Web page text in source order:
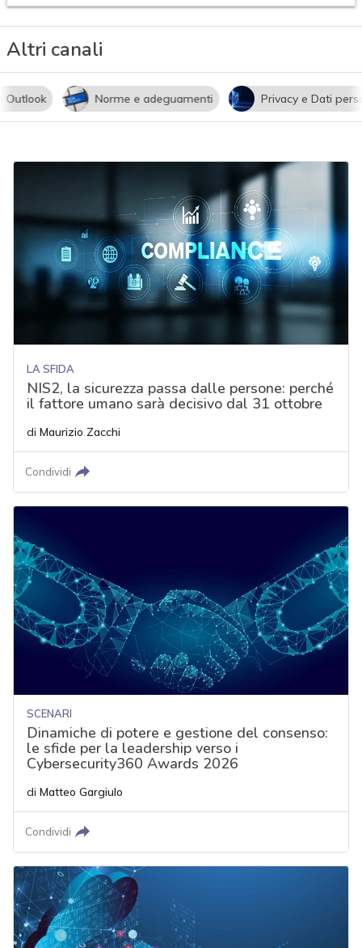
Altri canali
Norme e adeguamenti Privacy e Dati
LA SFIDA
NIS2, la sicurezza passa dalle persone: perché
il fattore umano sarà decisivo dal 31 ottobre
di Maurizio Zacchi
Condividi
SCENARI
Dinamiche di potere e gestione del consenso:
le sfide per la leadership verso i
Cybersecurity360 Awards 2026
di Matteo Gargiulo
Condividi